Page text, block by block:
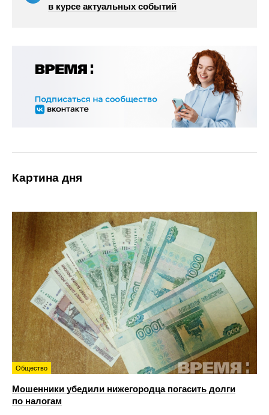
в курсе актуальных событий
Картина дня
Общество
Мошенники убедили нижегородца погасить долги
по налогам